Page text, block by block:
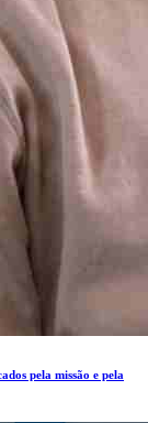
pela missão e pela